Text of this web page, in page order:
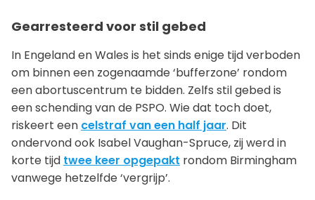
Gearresteerd voor stil gebed
In Engeland en Wales is het sinds enige tijd verboden
om binnen een zogenaamde ‘bufferzone’ rondom
een abortuscentrum te bidden. Zelfs stil gebed is
een schending van de PSPO. Wie dat toch doet,
riskeert een celstraf van een half jaar. Dit
ondervond ook Isabel Vaughan-Spruce, zij werd in
korte tijd twee keer opgepakt rondom Birmingham
vanwege hetzelfde ‘vergrijp’.